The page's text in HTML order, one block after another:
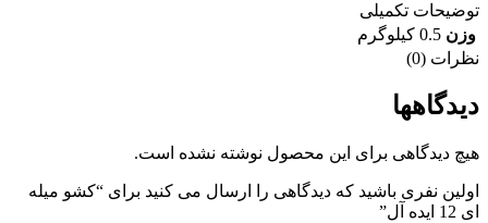
توضیحات تکمیلی
وزن 0.5 کیلوگرم
نظرات (0)
دیدگاهها
هیچ دیدگاهی برای این محصول نوشته نشده است.
اولین نفری باشید که دیدگاهی را ارسال می کنید برای “کشو میله
ای 12 ایده آل”